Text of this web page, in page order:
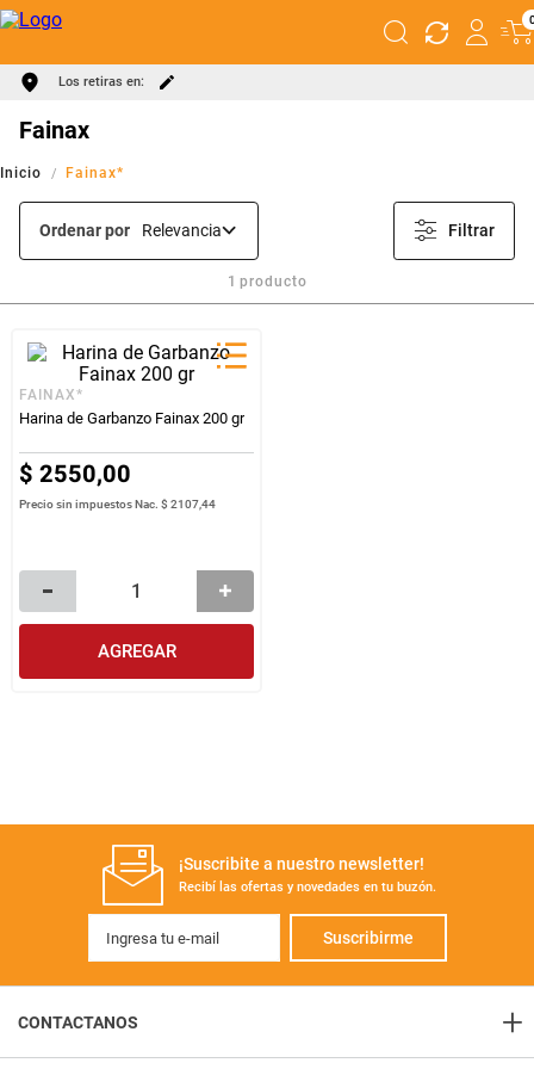
Los retiras en:
Fainax
Fainax*
Ordenar por Relevancia Filtrar
1 producto
FAINAX*
Harina de Garbanzo Fainax 200 gr
$ 2550,00
Precio sin impuestos Nac.$ 2107,44
AGREGAR
¡Suscribite a nuestro newsletter!
Recibí las ofertas y novedades en tu buzón.
Suscribirme
CONTACTANOS +